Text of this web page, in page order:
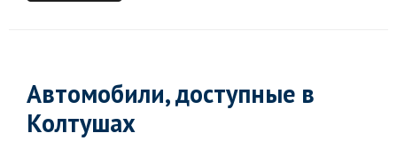
Автомобили, доступные в
Колтушах